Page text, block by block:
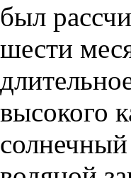
был
шести
высокого